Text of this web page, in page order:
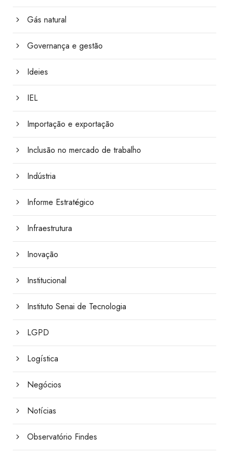
Gás natural
Governança e gestão
Ideies
IEL
Importação e exportação
Inclusão no mercado de trabalho
Indústria
Informe Estratégico
Infraestrutura
Inovação
Institucional
Instituto Senai de Tecnologia
LGPD
Logística
Negócios
Notícias
Observatório Findes